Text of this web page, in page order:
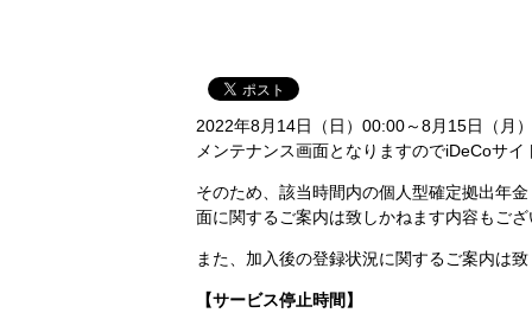
2022年8月14日（日）00:00～8月15日（月
メンテナンス画面となりますのでiDeCoサ
そのため、該当時間内の個人型確定拠出年
面に関するご案内は致しかねます内容もご
また、加入後の登録状況に関するご案内は
【サービス停止時間】